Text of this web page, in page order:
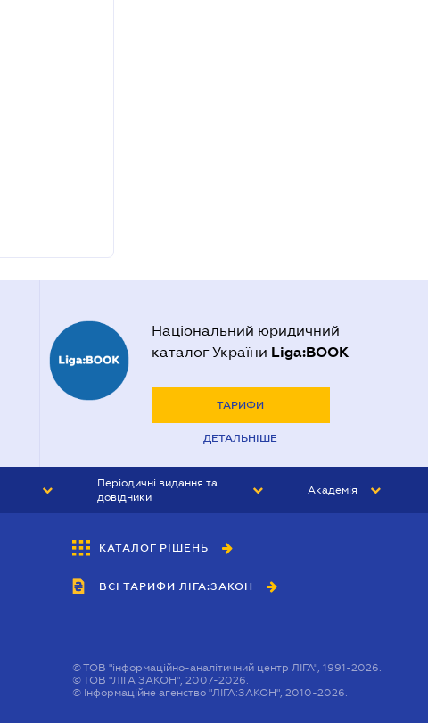
Національний юридичний
каталог України Liga:BOOK
ТАРИФИ
ДЕТАЛЬНІШЕ
Періодичні видання та
довідники
БУХГАЛТЕР&ЗАКОН
ВІСНИК МСФЗ
Академія
КАТАЛОГ РІШЕНЬ
ВСІ ТАРИФИ ЛІГА:ЗАКОН
©ТОВ "інформаційно-аналітичний центр ЛІГА", 1991-2026.
©ТОВ "ЛІГА ЗАКОН", 2007-2026.
© Інформаційне агенство "ЛІГА:ЗАКОН", 2010-2026.